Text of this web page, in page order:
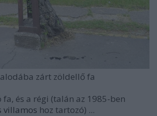
zárt zöldellő fa
és a régi (talán az 1985-ben
villamos hoz tartozó) ...